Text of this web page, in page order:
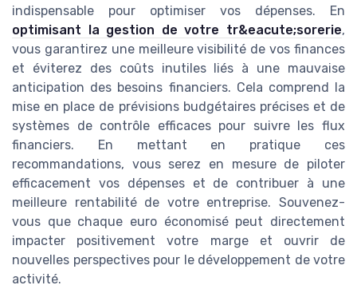
indispensable pour optimiser vos dépenses. En
optimisant la gestion de votre tr&eacute;sorerie,
vous garantirez une meilleure visibilité de vos finances
et éviterez des coûts inutiles liés à une mauvaise
anticipation des besoins financiers. Cela comprend la
mise en place de prévisions budgétaires précises et de
systèmes de contrôle efficaces pour suivre les flux
financiers. En mettant en pratique ces
recommandations, vous serez en mesure de piloter
efficacement vos dépenses et de contribuer à une
meilleure rentabilité de votre entreprise. Souvenez-
vous que chaque euro économisé peut directement
impacter positivement votre marge et ouvrir de
nouvelles perspectives pour le développement de votre
activité.